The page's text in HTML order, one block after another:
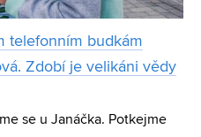
telefonním budkám
Zdobí je velikáni vědy
se u Janáčka. Potkejme